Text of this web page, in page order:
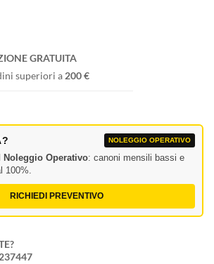
GRATUITA
superiori a 200 €
NOLEGGIO OPERATIVO
Noleggio Operativo: canoni mensili bassi e
100%.
RICHIEDI PREVENTIVO